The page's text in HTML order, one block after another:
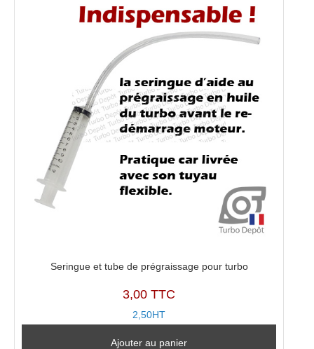
Seringue et tube de prégraissage pour turbo
3,00 TTC
2,50HT
Ajouter au panier